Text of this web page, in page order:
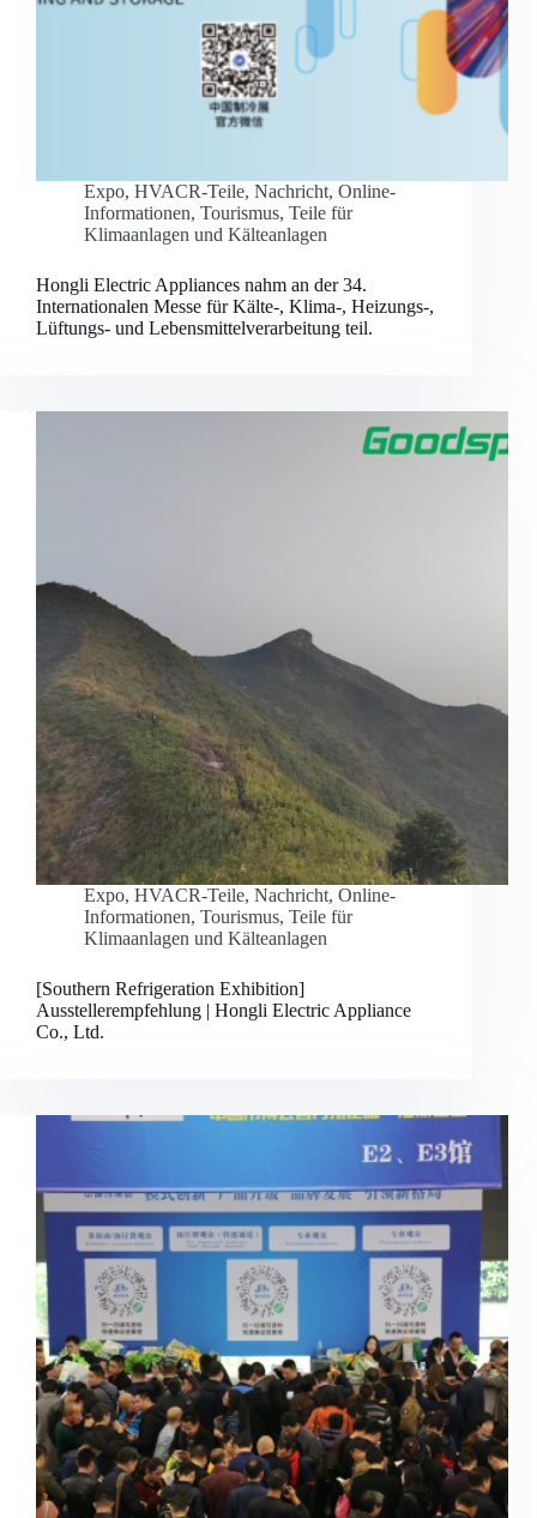
Expo, HVACR-Teile, Nachricht, Online-
Informationen, Tourismus, Teile für
Klimaanlagen und Kälteanlagen
Hongli Electric Appliances nahm an der 34.
Internationalen Messe für Kälte-, Klima-, Heizungs-,
Lüftungs- und Lebensmittelverarbeitung teil.
Expo, HVACR-Teile, Nachricht, Online-
Informationen, Tourismus, Teile für
Klimaanlagen und Kälteanlagen
[Southern Refrigeration Exhibition]
Ausstellerempfehlung | Hongli Electric Appliance
Co., Ltd.